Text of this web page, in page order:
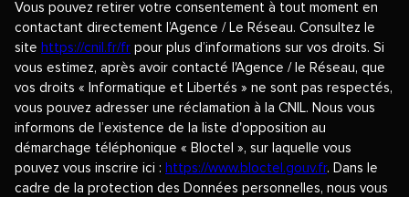
Vous pouvez retirer votre consentement à tout moment en
contactant directement l’Agence / Le Réseau. Consultez le
site https://cnil.fr/fr pour plus d’informations sur vos droits. Si
vous estimez, après avoir contacté l'Agence / le Réseau, que
vos droits « Informatique et Libertés » ne sont pas respectés,
vous pouvez adresser une réclamation à la CNIL. Nous vous
informons de l’existence de la liste d'opposition au
démarchage téléphonique « Bloctel », sur laquelle vous
pouvez vous inscrire ici : https://www.bloctel.gouv.fr. Dans le
cadre de la protection des Données personnelles, nous vous